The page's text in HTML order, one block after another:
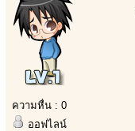
ความหื่น : 0
ออฟไลน์